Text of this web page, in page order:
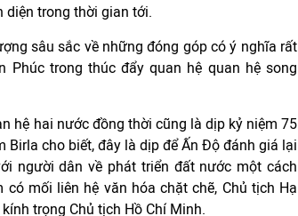
diện trong thời gian tới.
sâu sắc về những đóng góp có ý nghĩa rất
Phúc trong thúc đẩy quan hệ quan hệ song
hệ hai nước đồng thời cũng là dịp kỷ niệm 75
Birla cho biết, đây là dịp để Ấn Độ đánh giá lại
người dân về phát triển đất nước một cách
mối liên hệ văn hóa chặt chẽ, Chủ tịch Hạ
trọng Chủ tịch Hồ Chí Minh.